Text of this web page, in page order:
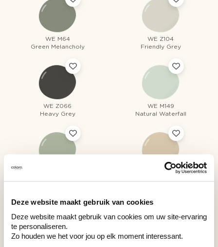
Deze website maakt gebruik van cookies
Deze website maakt gebruik van cookies om uw site-ervaring
te personaliseren.
Zo houden we het voor jou op elk moment interessant.
WE M64
Green Melancholy
WE Z104
Friendly Grey
WE Z066
Heavy Grey
WE M149
Natural Waterfall
Recent bekeken kleuren